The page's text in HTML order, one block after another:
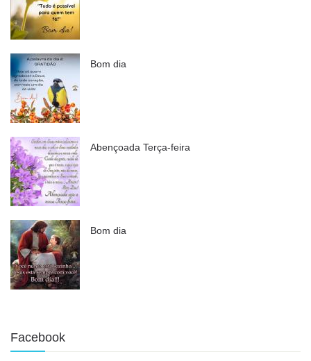
Bom dia
Abençoada Terça-feira
Bom dia
Facebook